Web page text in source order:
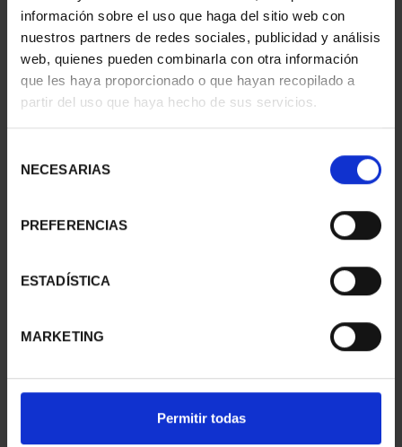
información sobre el uso que haga del sitio web con
nuestros partners de redes sociales, publicidad y análisis
web, quienes pueden combinarla con otra información
que les haya proporcionado o que hayan recopilado a
partir del uso que haya hecho de sus servicios.
NECESARIAS
PREFERENCIAS
ESTADÍSTICA
MARKETING
Permitir todas
73,00 €
CIUDADES PATRIMONIO